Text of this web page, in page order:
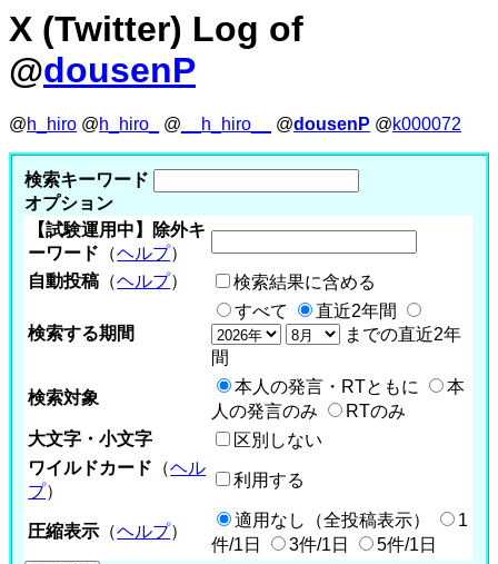
X (Twitter) Log of
@dousenP
@h_hiro @h_hiro_ @ __h_hiro__ @dousenP @k000072
検索キーワード
オプション
【試験運用中】除外キ
ーワード （ヘルプ）
自動投稿 （ヘルプ） 検索結果に含める
検索する期間
すべて
直近2年間
までの直近2年
間
検索対象
本人の発言・RTともに
本
人の発言のみ
RTのみ
大文字・小文字
区別しない
ワイルドカード （ヘル
プ）
利用する
圧縮表示 （ヘルプ）
適用なし（全投稿表示）
1
件/1日
3件/1日 5件/1日